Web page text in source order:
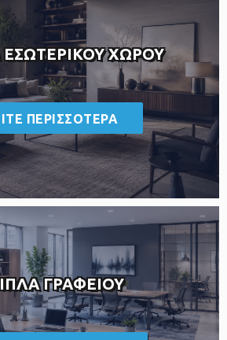
ΕΣΩΤΕΡΙΚΟΥ ΧΩΡΟΥ
ΠΕΡΙΣΣΟΤΕΡΑ
ΓΡΑΦΕΙΟΥ